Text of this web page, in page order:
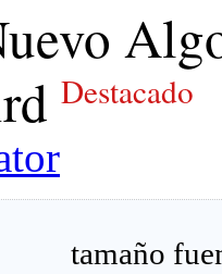
Destacado
tamaño